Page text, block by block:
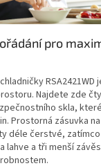
pro
RSA2421WD
Najdete zde
skla,
Prostorná zásuvka
déle čerstvé,
lahve a tři menší